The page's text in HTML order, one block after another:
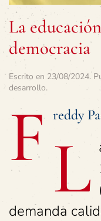
La
democracia
Escrito en 23/08/2024.
desarrollo.
F reddy
L
demanda